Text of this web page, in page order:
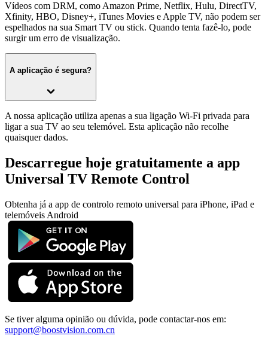
Vídeos com DRM, como Amazon Prime, Netflix, Hulu, DirectTV,
Xfinity, HBO, Disney+, iTunes Movies e Apple TV, não podem ser
espelhados na sua Smart TV ou stick. Quando tenta fazê-lo, pode
surgir um erro de visualização.
A aplicação é segura?
A nossa aplicação utiliza apenas a sua ligação Wi‑Fi privada para
ligar a sua TV ao seu telemóvel. Esta aplicação não recolhe
quaisquer dados.
Descarregue hoje gratuitamente a app
Universal TV Remote Control
Obtenha já a app de controlo remoto universal para iPhone, iPad e
telemóveis Android
Se tiver alguma opinião ou dúvida, pode contactar-nos em:
support@boostvision.com.cn